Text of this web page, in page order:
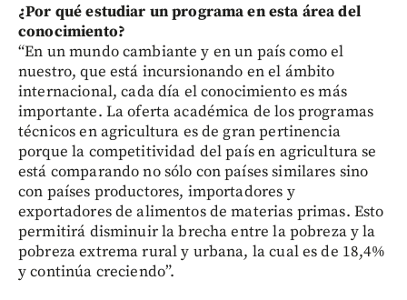
¿Por qué estudiar un programa en esta área del
conocimiento?
“En un mundo cambiante y en un país como el
nuestro, que está incursionando en el ámbito
internacional, cada día el conocimiento es más
importante. La oferta académica de los programas
técnicos en agricultura es de gran pertinencia
porque la competitividad del país en agricultura se
está comparando no sólo con países similares sino
con países productores, importadores y
exportadores de alimentos de materias primas. Esto
permitirá disminuir la brecha entre la pobreza y la
pobreza extrema rural y urbana, la cual es de 18,4%
y continúa creciendo”.